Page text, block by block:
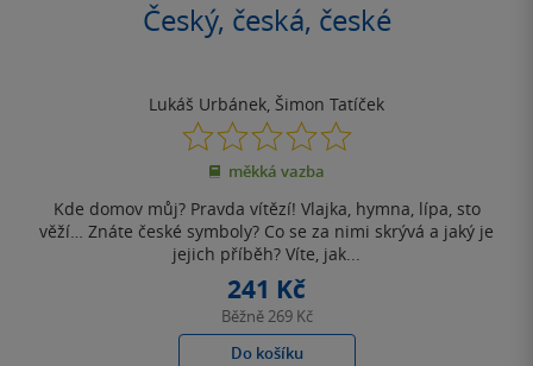
Český, česká, české
Lukáš Urbánek, Šimon Tatíček
0.0
z
5
měkká vazba
Kde domov můj? Pravda vítězí! Vlajka, hymna, lípa, sto
věží… Znáte české symboly? Co se za nimi skrývá a jaký je
jejich příběh? Víte, jak...
241 Kč
Běžně269 Kč
Do košíku